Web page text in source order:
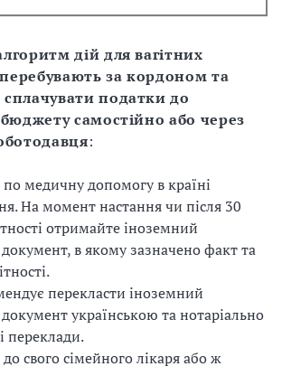
дій для вагітних
за кордоном та
податки до
самостійно або через
:
по медичну допомогу в країні
На момент настання чи після 30
отримайте іноземний
в якому зазначено факт та
перекласти іноземний
українською та нотаріально
переклади.
до свого сімейного лікаря або ж